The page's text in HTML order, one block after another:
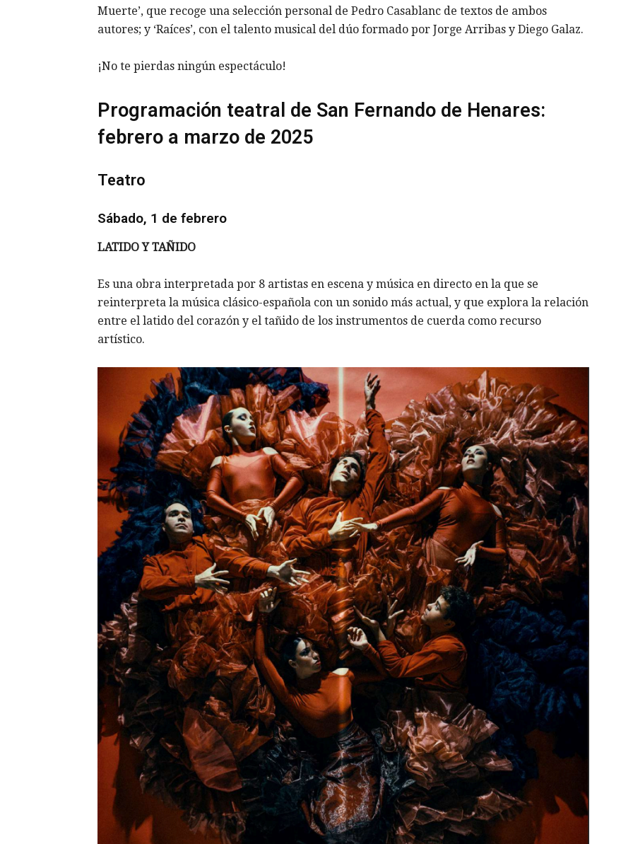
Muerte’, que recoge una selección personal de Pedro Casablanc de textos de ambos
autores; y ‘Raíces’, con el talento musical del dúo formado por Jorge Arribas y Diego Galaz.
¡No te pierdas ningún espectáculo!
Programación teatral de San Fernando de Henares:
febrero a marzo de 2025
Teatro
Sábado, 1 de febrero
LATIDO Y TAÑIDO
Es una obra interpretada por 8 artistas en escena y música en directo en la que se
reinterpreta la música clásico-española con un sonido más actual, y que explora la relación
entre el latido del corazón y el tañido de los instrumentos de cuerda como recurso
artístico.